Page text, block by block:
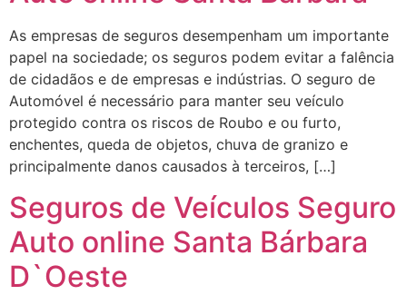
As empresas de seguros desempenham um importante
papel na sociedade; os seguros podem evitar a falência
de cidadãos e de empresas e indústrias. O seguro de
Automóvel é necessário para manter seu veículo
protegido contra os riscos de Roubo e ou furto,
enchentes, queda de objetos, chuva de granizo e
principalmente danos causados à terceiros, […]
Seguros de Veículos Seguro
Auto online Santa Bárbara
D`Oeste